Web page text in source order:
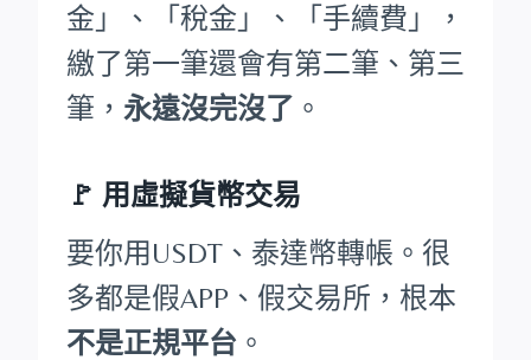
金」、「稅金」、「手續費」，
繳了第一筆還會有第二筆、第三
筆， 永遠沒完沒了 。
🚩 用虛擬貨幣交易
要你用USDT、泰達幣轉帳。很
多都是假APP、假交易所，根本
不是正規平台 。